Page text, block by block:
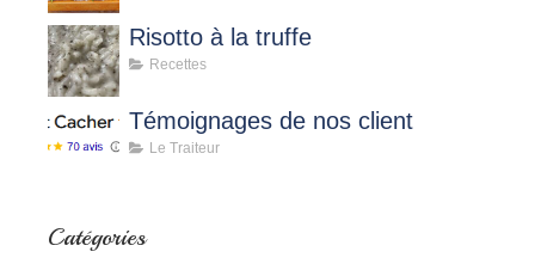
Risotto à la truffe
Recettes
Témoignages de nos client
Le Traiteur
Catégories